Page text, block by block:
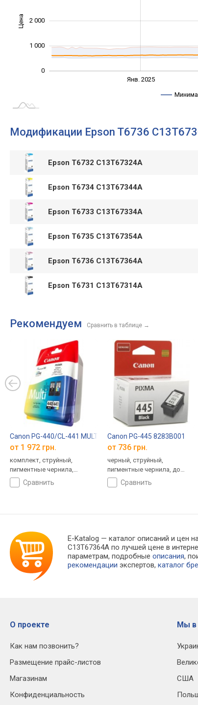
Цена 1 000
0
1 000
2 000
Янв. 2025
Модификации Epson T6736
Epson T6732 C13T67324A
Epson T6734 C13T67344A
Epson T6733 C13T67334A
Epson T6735 C13T67354A
Epson T6736 C13T67364A
Epson T6731 C13T67314A
Рекомендуем Сравнить в таблице →
Canon PG-440/CL-441 MULTI 5219B005
от 1 972 грн.
комплект, струйный,
пигментные чернила,
водорастворимые чернила,
до 360 страниц
сравнить
Canon PG-445 8283B001
от 736 грн.
черный, струйный,
пигментные чернила, до
180 страниц
сравнить
E-Katalog — каталог описаний и цен
C13T67364A по лучшей цене в
параметрам, подробныеописания,
рекомендации экспертов,каталог
О проекте
Как нам позвонить?
Размещение прайс-листов
Магазинам
Конфиденциальность
Мы в
США